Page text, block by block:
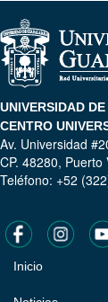
UNIVERSIDAD
CENTRO
Av. Universidad
CP. 48280,
Teléfono: +52
Pie
Inicio